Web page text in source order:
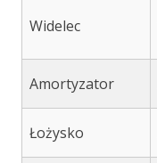
Widelec
Amortyzator
Łożysko